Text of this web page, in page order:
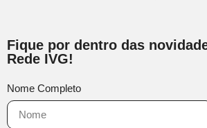
Fique por dentro das
Rede IVG!
Nome Completo